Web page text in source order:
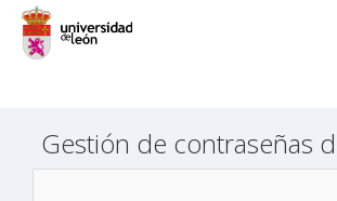
Gestión de contraseñas